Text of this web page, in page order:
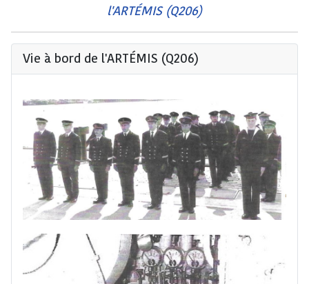
l'ARTÉMIS (Q206)
Vie à bord de l'ARTÉMIS (Q206)